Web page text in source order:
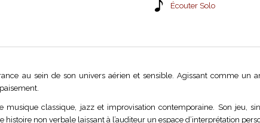
Écouter Solo
au sein de son univers aérien et sensible. Agissant comme un
musique classique, jazz et improvisation contemporaine. Son jeu,
non verbale laissant à l’auditeur un espace d’interprétation